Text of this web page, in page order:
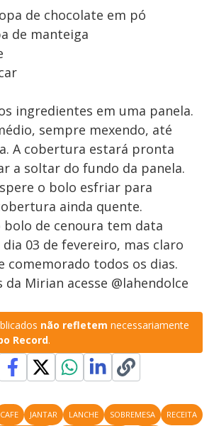
de chocolate em pó
de manteiga
ingredientes em uma panela.
sempre mexendo, até
A cobertura estará pronta
a soltar do fundo da panela.
o bolo esfriar para
ainda quente.
bolo de cenoura tem data
03 de fevereiro, mas claro
comemorado todos os dias.
da Mirian acesse @lahendolce
não refletem necessariamente
Record.
CAFE JANTAR LANCHE SOBREMESA RECEITA